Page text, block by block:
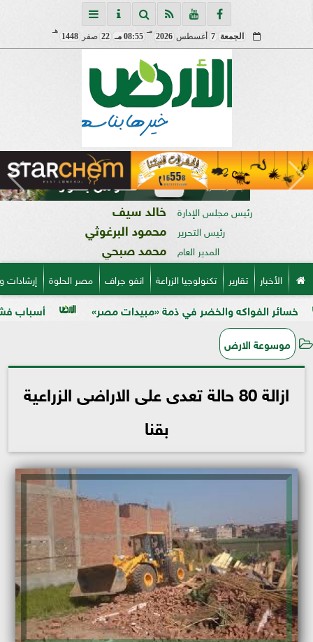
الجمعة 7 أغسطس 2026
مـ
08:55 مـ 22 صفر 1448
هـ
رئيس مجلس الإدارة خالد سيف
رئيس التحرير محمود البرغوثي
المدير العام محمد صبحي
الأخبار تقارير تكنولوجيا الزراعة انفو جراف مصر الحلوة
أسباب فشل تحجيم والخضر في ذمة «مبيدات مصر»
موسوعة الارض
ازالة 80 حالة تعدى على الاراضى الزراعية
بقنا